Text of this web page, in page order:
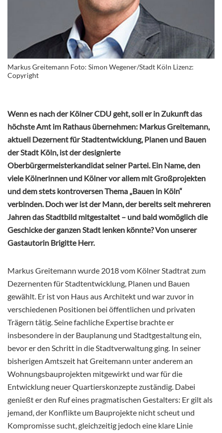
Markus Greitemann Foto: Simon Wegener/Stadt Köln Lizenz:
Copyright
Wenn es nach der Kölner CDU geht, soll er in Zukunft das
höchste Amt im Rathaus übernehmen: Markus Greitemann,
aktuell Dezernent für Stadtentwicklung, Planen und Bauen
der Stadt Köln, ist der designierte
Oberbürgermeisterkandidat seiner Partei. Ein Name, den
viele Kölnerinnen und Kölner vor allem mit Großprojekten
und dem stets kontroversen Thema „Bauen in Köln“
verbinden. Doch wer ist der Mann, der bereits seit mehreren
Jahren das Stadtbild mitgestaltet – und bald womöglich die
Geschicke der ganzen Stadt lenken könnte? Von unserer
Gastautorin Brigitte Herr.
Markus Greitemann wurde 2018 vom Kölner Stadtrat zum
Dezernenten für Stadtentwicklung, Planen und Bauen
gewählt. Er ist von Haus aus Architekt und war zuvor in
verschiedenen Positionen bei öffentlichen und privaten
Trägern tätig. Seine fachliche Expertise brachte er
insbesondere in der Bauplanung und Stadtgestaltung ein,
bevor er den Schritt in die Stadtverwaltung ging. In seiner
bisherigen Amtszeit hat Greitemann unter anderem an
Wohnungsbauprojekten mitgewirkt und war für die
Entwicklung neuer Quartierskonzepte zuständig. Dabei
genießt er den Ruf eines pragmatischen Gestalters: Er gilt als
jemand, der Konflikte um Bauprojekte nicht scheut und
Kompromisse sucht, gleichzeitig jedoch eine klare Linie